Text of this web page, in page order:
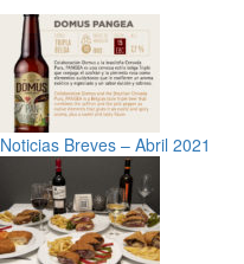
Noticias Breves – Abril 2021